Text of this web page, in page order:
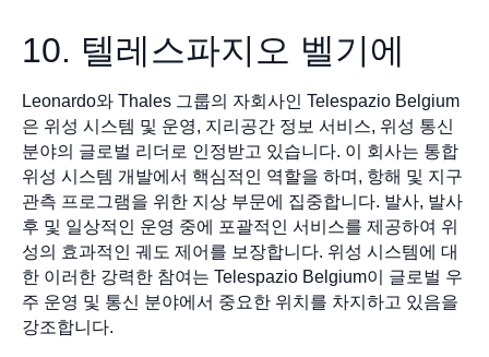
10. 텔레스파지오 벨기에
Leonardo와 Thales 그룹의 자회사인 Telespazio Belgium
은 위성 시스템 및 운영, 지리공간 정보 서비스, 위성 통신
분야의 글로벌 리더로 인정받고 있습니다. 이 회사는 통합
위성 시스템 개발에서 핵심적인 역할을 하며, 항해 및 지구
관측 프로그램을 위한 지상 부문에 집중합니다. 발사, 발사
후 및 일상적인 운영 중에 포괄적인 서비스를 제공하여 위
성의 효과적인 궤도 제어를 보장합니다. 위성 시스템에 대
한 이러한 강력한 참여는 Telespazio Belgium이 글로벌 우
주 운영 및 통신 분야에서 중요한 위치를 차지하고 있음을
강조합니다.